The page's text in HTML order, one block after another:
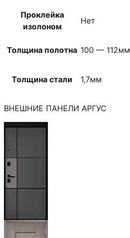
Проклейка
изолоном
Нет
Толщина полотна 100 — 112мм
Толщина стали 1,7мм
ВНЕШНИЕ ПАНЕЛИ АРГУС
Мичиган